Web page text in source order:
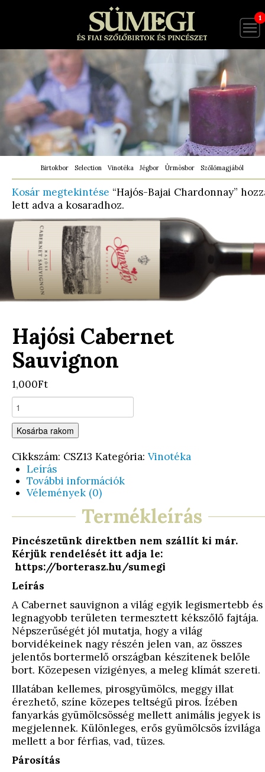
1
Birtokbor Selection Vinotéka Jégbor Ürmösbor Szőlőmagjából
Kosár megtekintése “Hajós-Bajai Chardonnay”
lett adva a kosaradhoz.
Hajósi Cabernet
Sauvignon
1,000Ft
Kosárba rakom
Cikkszám: CSZ13 Kategória: Vinotéka
Leírás
További információk
Vélemények (0)
Termékleírás
Pincészetünk direktben nem szállít ki már.
Kérjük rendelését itt adja le:
https://borterasz.hu/sumegi
Leírás
A Cabernet sauvignon a világ egyik legismertebb és
legnagyobb területen termesztett kékszőlő fajtája.
Népszerűségét jól mutatja, hogy a világ
borvidékeinek nagy részén jelen van, az összes
jelentős bortermelő országban készítenek belőle
bort. Közepesen vízigényes, a meleg klímát szereti.
Illatában kellemes, pirosgyümölcs, meggy illat
érezhető, színe közepes teltségű piros. Ízében
fanyarkás gyümölcsösség mellett animális jegyek is
megjelennek. Különleges, erős gyümölcsös ízvilága
mellett a bor férfias, vad, tüzes.
Párosítás